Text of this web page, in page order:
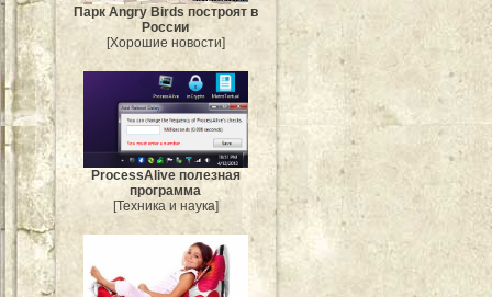
Парк Angry Birds построят в
России
[Хорошие новости]
ProcessAlive полезная
программа
[Техника и наука]